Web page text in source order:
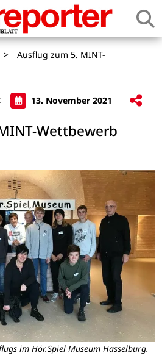
>
Ausflug zum 5. MINT-
13. November 2021
Wettbewerb
im Hör.Spiel Museum Hasselburg.